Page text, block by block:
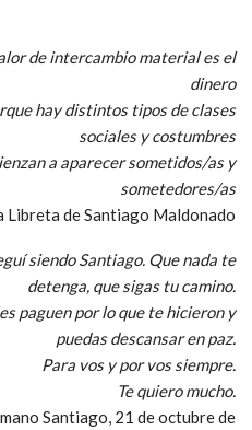
de intercambio material es el
dinero
hay distintos tipos de clases
sociales y costumbres
a aparecer sometidos/as y
sometedores/as
Libreta de Santiago Maldonado
siendo Santiago. Que nada te
detenga, que sigas tu camino.
paguen por lo que te hicieron y
puedas descansar en paz.
Para vos y por vos siempre.
Te quiero mucho.
Santiago, 21 de octubre de